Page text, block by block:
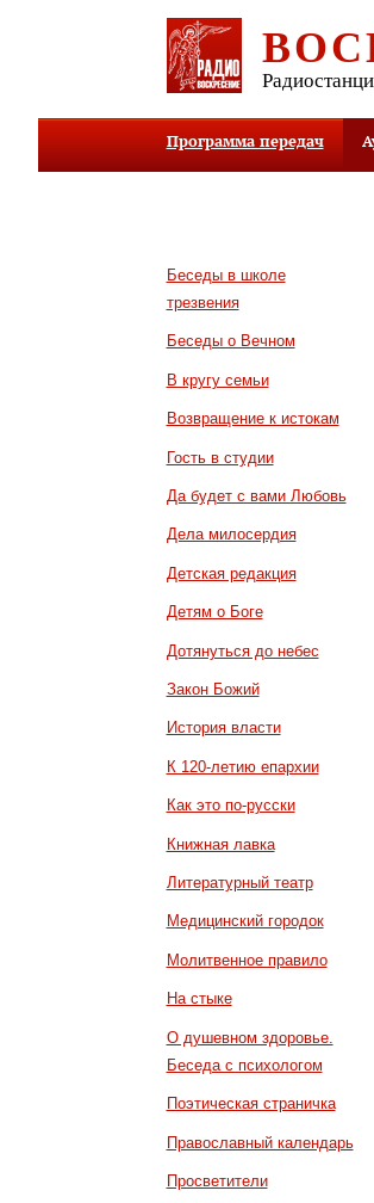
Программа передач
Беседы в школе
трезвения
Беседы о Вечном
В кругу семьи
Возвращение к истокам
Гость в студии
Да будет с вами Любовь
Дела милосердия
Детская редакция
Детям о Боге
Дотянуться до небес
Закон Божий
История власти
К 120-летию епархии
Как это по-русски
Книжная лавка
Литературный театр
Медицинский городок
Молитвенное правило
На стыке
О душевном здоровье.
Беседа с психологом
Поэтическая страничка
Православный календарь
Просветители